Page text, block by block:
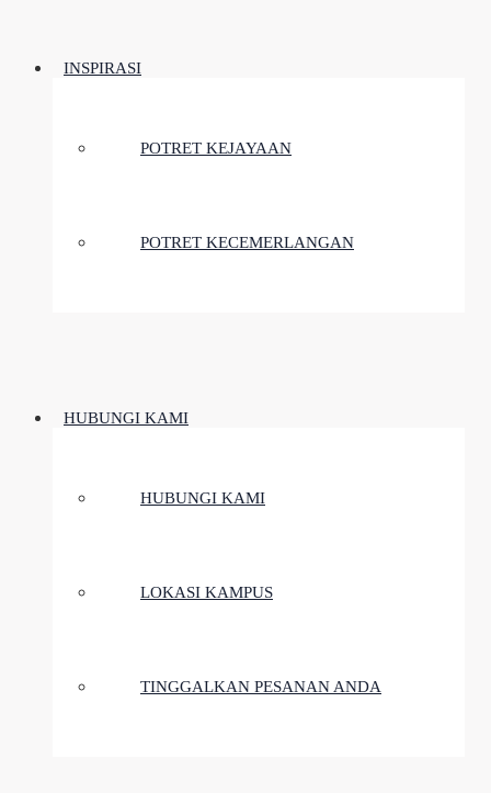
INSPIRASI
POTRET KEJAYAAN
POTRET KECEMERLANGAN
HUBUNGI KAMI
HUBUNGI KAMI
LOKASI KAMPUS
TINGGALKAN PESANAN ANDA